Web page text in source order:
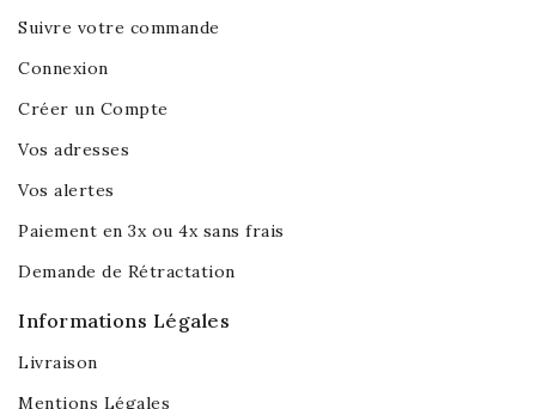
Suivre votre commande
Connexion
Créer un Compte
Vos adresses
Vos alertes
Paiement en 3x ou 4x sans frais
Demande de Rétractation
Informations Légales
Livraison
Mentions Légales